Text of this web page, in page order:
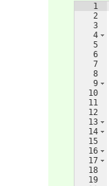
1
2
3
4
5
6
7
8
9
10
11
12
13
14
15
16
17
18
19